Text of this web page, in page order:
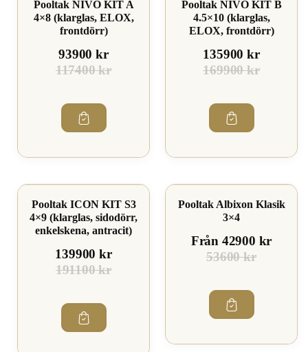
Pooltak NIVO KIT A
4×8 (klarglas, ELOX,
frontdörr)
93900 kr
117400 kr
Pooltak NIVO KIT B
4.5×10 (klarglas,
ELOX, frontdörr)
135900 kr
169900 kr
Spara 26%
Pooltak ICON KIT S3
4×9 (klarglas, sidodörr,
enkelskena, antracit)
139900 kr
191100 kr
Pooltak Albixon Klasik
3×4
Från 42900 kr
53600 kr